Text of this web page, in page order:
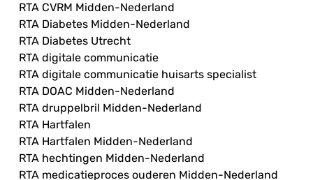
RTA CVRM Midden-Nederland
RTA Diabetes Midden-Nederland
RTA Diabetes Utrecht
RTA digitale communicatie
RTA digitale communicatie huisarts specialist
RTA DOAC Midden-Nederland
RTA druppelbril Midden-Nederland
RTA Hartfalen
RTA Hartfalen Midden-Nederland
RTA hechtingen Midden-Nederland
RTA medicatieproces ouderen Midden-Nederland